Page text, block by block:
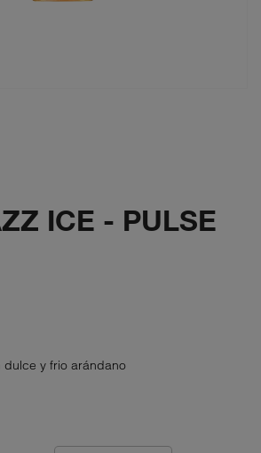
ICE - PULSE
dulce y frio arándano